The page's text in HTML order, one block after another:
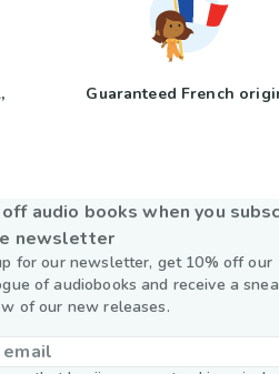
Guaranteed French
audio books when you
newsletter
for our newsletter, get 10% off our
of audiobooks and receive a
of our new releases.